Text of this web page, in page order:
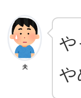
夫
や
や